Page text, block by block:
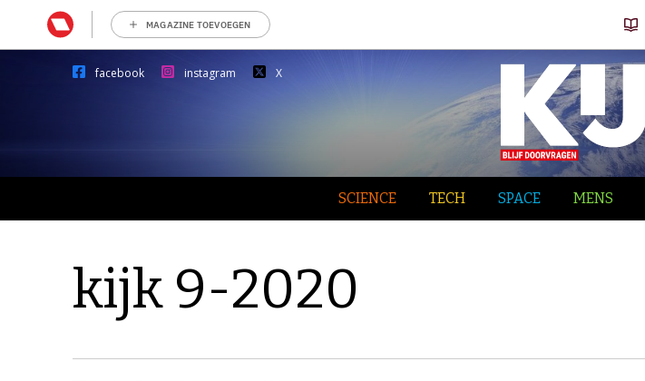
MAGAZINE TOEVOEGEN
facebook instagram X
SCIENCE TECH SPACE MENS
kijk 9-2020